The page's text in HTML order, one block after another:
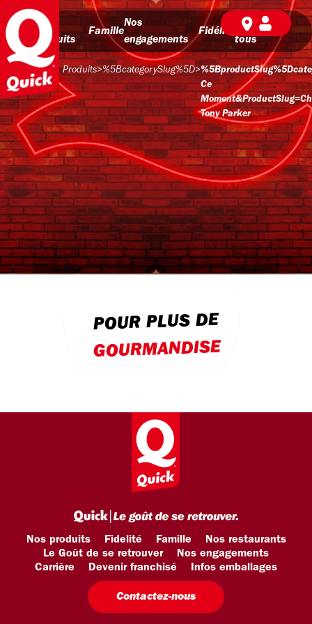
Nos
produits
Famille
Nos
engagements
Fidélité
BD pour
tous
Produits>%5BcategorySlug%5D>
Ce
Tony Parker
POUR PLUS DE
GOURMANDISE
Nos produits Fidelité Famille
Nos restaurants
Le Goût de se retrouver
Nos engagements
Carrière
Devenir franchisé Infos emballages
Contactez-nous